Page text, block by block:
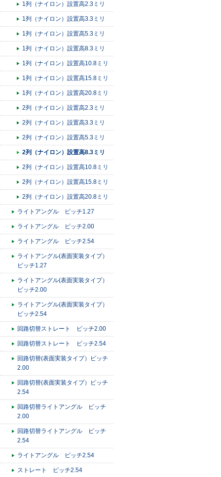
1列（ナイロン）設置高2.3ミリ
1列（ナイロン）設置高3.3ミリ
1列（ナイロン）設置高5.3ミリ
1列（ナイロン）設置高8.3ミリ
1列（ナイロン）設置高10.8ミリ
1列（ナイロン）設置高15.8ミリ
1列（ナイロン）設置高20.8ミリ
2列（ナイロン）設置高2.3ミリ
2列（ナイロン）設置高3.3ミリ
2列（ナイロン）設置高5.3ミリ
2列（ナイロン）設置高8.3ミリ
2列（ナイロン）設置高10.8ミリ
2列（ナイロン）設置高15.8ミリ
2列（ナイロン）設置高20.8ミリ
ライトアングル ピッチ1.27
ライトアングル ピッチ2.00
ライトアングル ピッチ2.54
ライトアングル(表面実装タイプ）
ピッチ1.27
ライトアングル(表面実装タイプ）
ピッチ2.00
ライトアングル(表面実装タイプ）
ピッチ2.54
回路切替ストレート ピッチ2.00
回路切替ストレート ピッチ2.54
回路切替(表面実装タイプ）ピッチ
2.00
回路切替(表面実装タイプ）ピッチ
2.54
回路切替ライトアングル ピッチ
2.00
回路切替ライトアングル ピッチ
2.54
ライトアングル ピッチ2.54
ストレート ピッチ2.54